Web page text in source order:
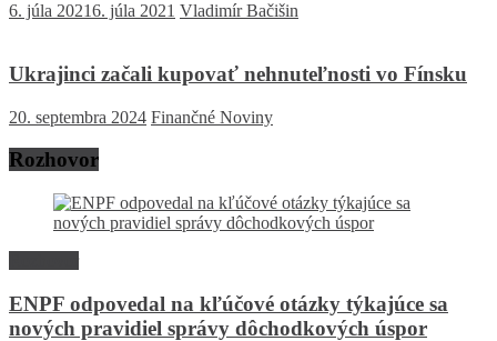
6. júla 20216. júla 2021 Vladimír Bačišin
Ukrajinci začali kupovať nehnuteľnosti vo Fínsku
20. septembra 2024 Finančné Noviny
Rozhovor
ENPF odpovedal na kľúčové otázky týkajúce sa
nových pravidiel správy dôchodkových úspor